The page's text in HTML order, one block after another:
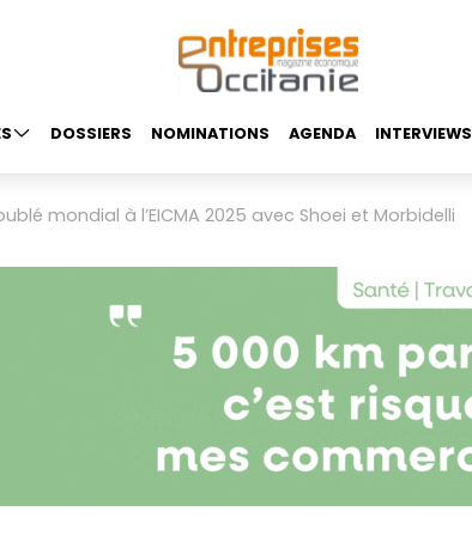
DOSSIERS NOMINATIONS AGENDA INTERVIEWS
mondial à l’EICMA 2025 avec Shoei et Morbidelli